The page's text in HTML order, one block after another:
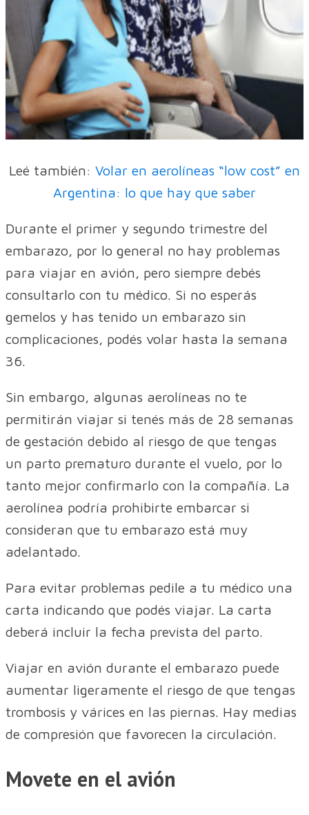
Leé también: Volar en aerolíneas “low cost” en
Argentina: lo que hay que saber
Durante el primer y segundo trimestre del
embarazo, por lo general no hay problemas
para viajar en avión, pero siempre debés
consultarlo con tu médico. Si no esperás
gemelos y has tenido un embarazo sin
complicaciones, podés volar hasta la semana
36.
Sin embargo, algunas aerolíneas no te
permitirán viajar si tenés más de 28 semanas
de gestación debido al riesgo de que tengas
un parto prematuro durante el vuelo, por lo
tanto mejor confirmarlo con la compañía. La
aerolínea podría prohibirte embarcar si
consideran que tu embarazo está muy
adelantado.
Para evitar problemas pedile a tu médico una
carta indicando que podés viajar. La carta
deberá incluir la fecha prevista del parto.
Viajar en avión durante el embarazo puede
aumentar ligeramente el riesgo de que tengas
trombosis y várices en las piernas. Hay medias
de compresión que favorecen la circulación.
Movete en el avión